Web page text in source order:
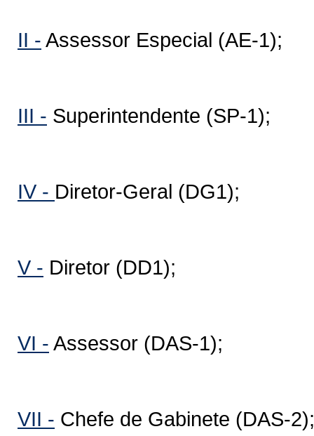
II - Assessor Especial (AE-1);
III - Superintendente (SP-1);
IV - Diretor-Geral (DG1);
V - Diretor (DD1);
VI - Assessor (DAS-1);
VII - Chefe de Gabinete (DAS-2);